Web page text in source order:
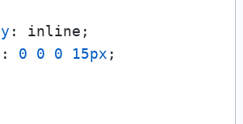
: inline;
: 0 0 0 15px ;